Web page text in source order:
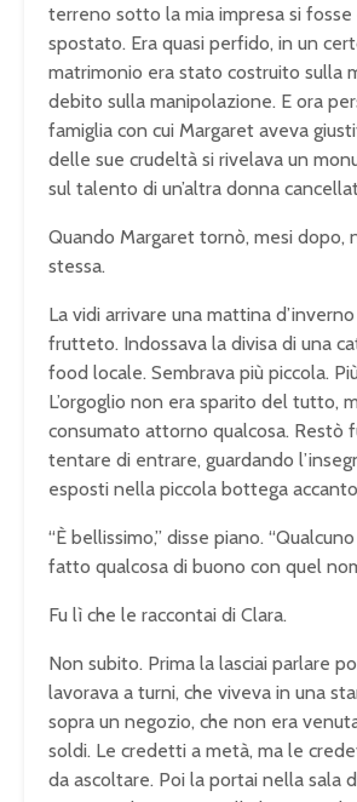
terreno sotto la mia impresa si fosse
spostato. Era quasi perfido, in un
matrimonio era stato costruito sulla
debito sulla manipolazione. E ora
famiglia con cui Margaret aveva
delle sue crudeltà si rivelava un
sul talento di un’altra donna
Quando Margaret tornò, mesi dopo,
stessa.
La vidi arrivare una mattina
frutteto. Indossava la divisa di una
food locale. Sembrava più piccola.
L’orgoglio non era sparito del tutto,
consumato attorno qualcosa. Restò
tentare di entrare, guardando
esposti nella piccola bottega
“È bellissimo,” disse piano.
fatto qualcosa di buono con quel
Fu lì che le raccontai di Clara.
Non subito. Prima la lasciai parlare
lavorava a turni, che viveva in una
sopra un negozio, che non era
soldi. Le credetti a metà, ma le
da ascoltare. Poi la portai nella sala